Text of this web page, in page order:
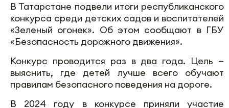
В Татарстане подвели итоги республиканского
конкурса среди детских садов и воспитателей
«Зеленый огонек». Об этом сообщают в ГБУ
«Безопасность дорожного движения».
Конкурс проводится раз в два года. Цель —
выяснить, где детей лучше всего обучают
правилам безопасного поведения на дороге.
В 2024 году в конкурсе приняли участие